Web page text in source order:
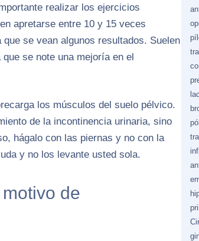
realizar los ejercicios
apretarse entre 10 y 15 veces
se vean algunos resultados. Suelen
se note una mejoría en el
los músculos del suelo pélvico.
de la incontinencia urinaria, sino
hágalo con las piernas y no con la
y no los levante usted sola.
de